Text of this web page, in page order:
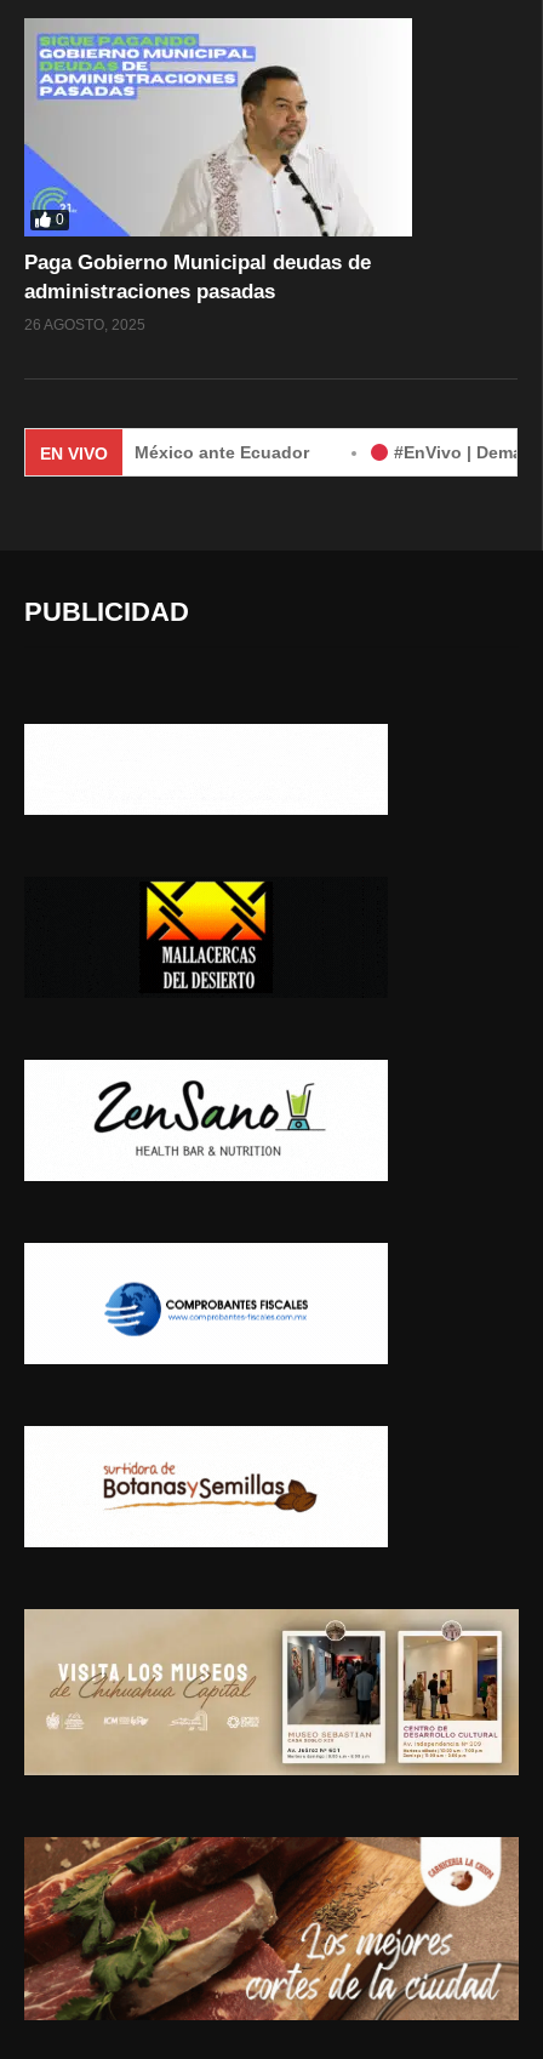
0
Paga Gobierno Municipal deudas de
administraciones pasadas
26 AGOSTO, 2025
EN VIVO
de México ante Ecuador #EnVivo | Demanda de
PUBLICIDAD